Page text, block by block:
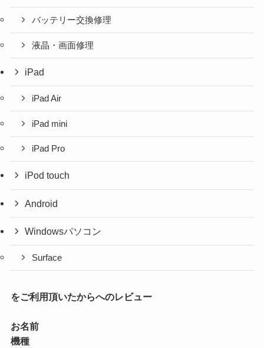
バッテリー交換修理
液晶・画面修理
iPad
iPad Air
iPad mini
iPad Pro
iPod touch
Android
Windowsパソコン
Surface
をご利用頂いたからへのレビュー
お名前
機種